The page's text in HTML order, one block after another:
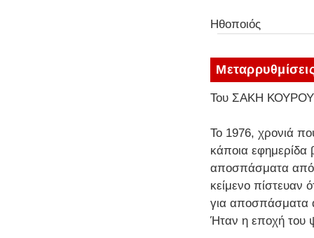
Ηθοποιός
Του ΣΑΚΗ
Το 1976, χρονιά
κάποια εφημερίδα
αποσπάσματα από
κείμενο πίστευαν
για αποσπάσματα
Ήταν η εποχή του